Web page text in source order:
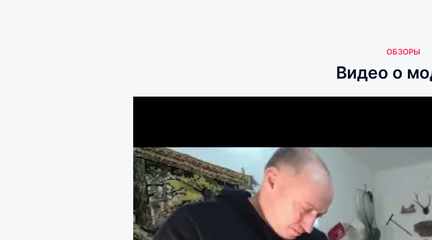
ОБЗОРЫ
Видео о